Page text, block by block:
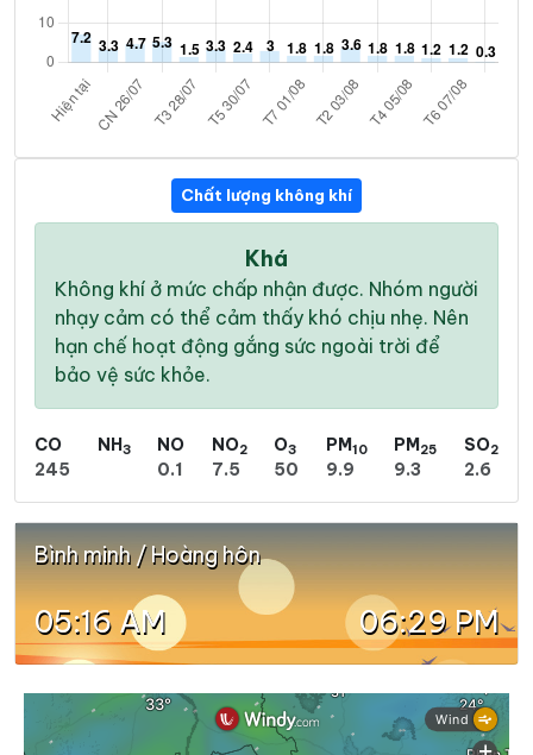
Chất lượng không khí
Khá
Không khí ở mức chấp nhận được. Nhóm người
nhạy cảm có thể cảm thấy khó chịu nhẹ. Nên
hạn chế hoạt động gắng sức ngoài trời để
bảo vệ sức khỏe.
CO
245
NH3
NO
0.1
NO2
7.5
O3
50
PM10
9.9
PM25
9.3
SO2
2.6
Bình minh / Hoàng hôn
05:16 AM 06:29 PM